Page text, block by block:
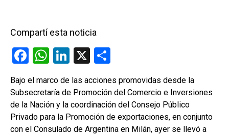
Compartí esta noticia
F
a
ce
b
o
W
at
s
A
Li
n
ke
dI
n
X
m
p
ar
Bajo el marco de las acciones promovidas desde la
Subsecretaría de Promoción del Comercio e Inversiones
de la Nación y la coordinación del Consejo Público
Privado para la Promoción de exportaciones, en conjunto
con el Consulado de Argentina en Milán, ayer se llevó a